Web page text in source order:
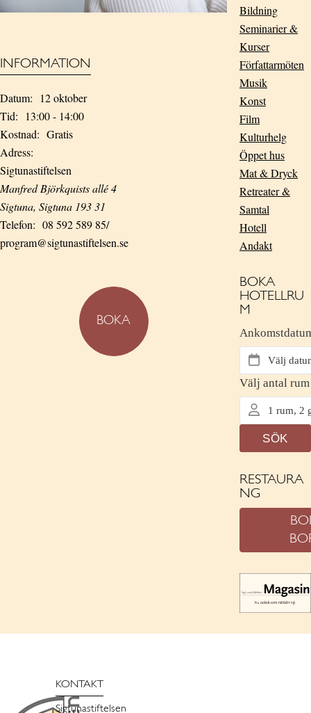
INFORMATION
Datum:
12 oktober
Tid:
13:00 - 14:00
Kostnad: Gratis
Adress:
Sigtunastiftelsen
Manfred Björkquists allé 4
Sigtuna, Sigtuna 193 31
Telefon: 08 592 589 85/
program@sigtunastiftelsen.se
BOKA
Bildning
Seminarier &
Kurser
Författarmöten
Musik
Konst
Film
Kulturhelg
Öppet hus
Mat & Dryck
Retreater &
Samtal
Hotell
Andakt
BOKA
HOTELLRU
M
RESTAURA
NG
KONTAKT
Sigtunastiftelsen